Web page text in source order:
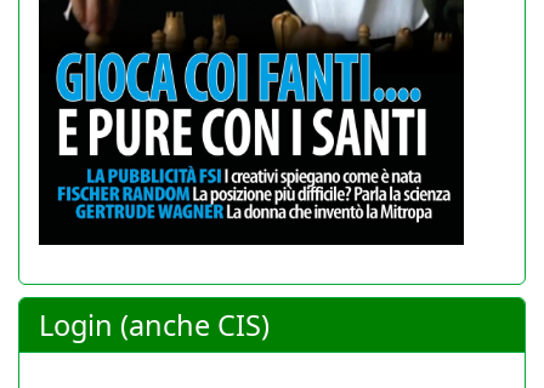
Login (anche CIS)